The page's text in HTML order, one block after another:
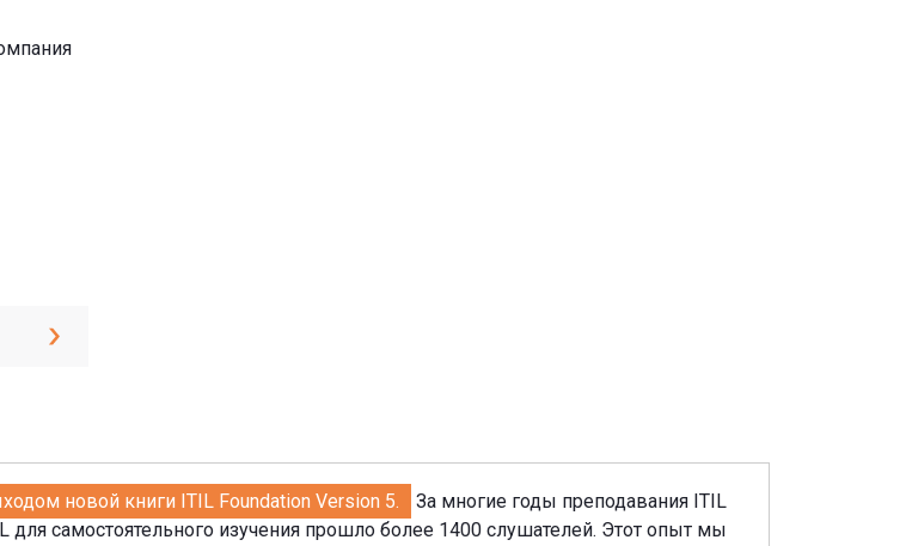
новой книги ITIL Foundation Version 5.
За многие годы преподавания ITIL
самостоятельного изучения прошло более 1400 слушателей. Этот опыт мы